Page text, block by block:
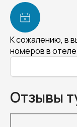
К сожалению, в
номеров в отеле
Отзывы